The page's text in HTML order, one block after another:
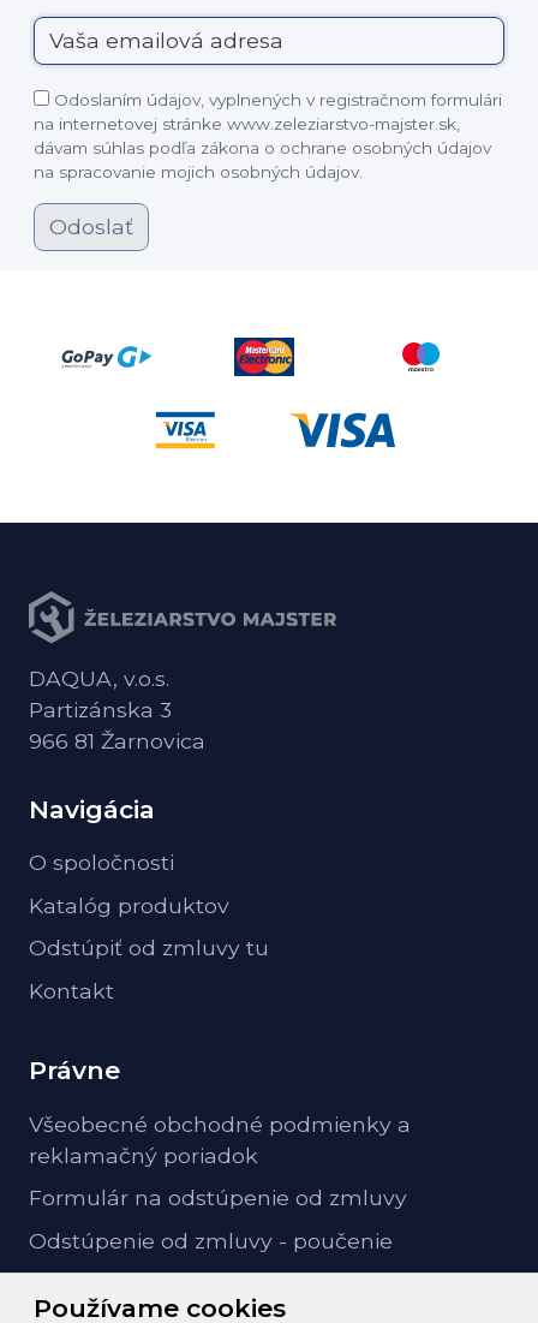
Odoslaním údajov, vyplnených v registračnom formulári
na internetovej stránke www.zeleziarstvo-majster.sk,
dávam súhlas podľa zákona o ochrane osobných údajov
na spracovanie mojich osobných údajov.
Odoslať
Používame cookies
DAQUA, v.o.s.
Partizánska 3
966 81 Žarnovica
Navigácia
O spoločnosti
Katalóg produktov
Odstúpiť od zmluvy tu
Kontakt
Právne
Všeobecné obchodné podmienky a
reklamačný poriadok
Formulár na odstúpenie od zmluvy
Odstúpenie od zmluvy - poučenie